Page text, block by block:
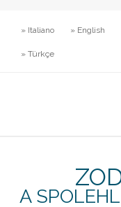
» Italiano » English
» Türkçe